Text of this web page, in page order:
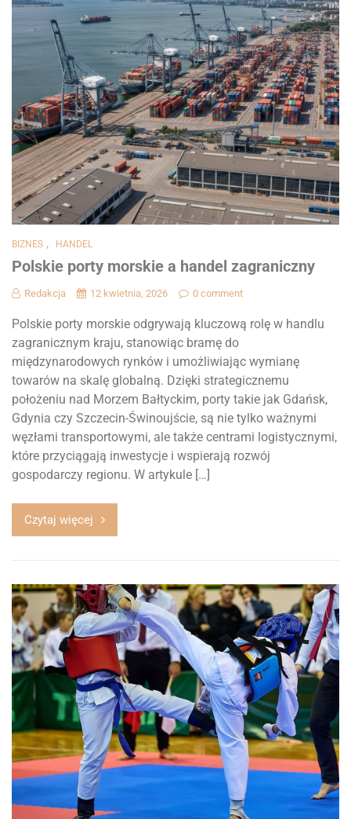
BIZNES , HANDEL
Polskie porty morskie a handel zagraniczny
Redakcja 12 kwietnia, 2026 0 comment
Polskie porty morskie odgrywają kluczową rolę w handlu
zagranicznym kraju, stanowiąc bramę do
międzynarodowych rynków i umożliwiając wymianę
towarów na skalę globalną. Dzięki strategicznemu
położeniu nad Morzem Bałtyckim, porty takie jak Gdańsk,
Gdynia czy Szczecin-Świnoujście, są nie tylko ważnymi
węzłami transportowymi, ale także centrami logistycznymi,
które przyciągają inwestycje i wspierają rozwój
gospodarczy regionu. W artykule […]
Czytaj więcej